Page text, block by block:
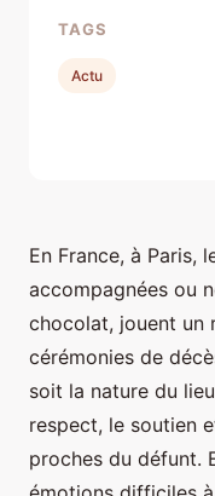
En France, à Paris,
accompagnées ou
chocolat, jouent un
cérémonies de
soit la nature du
respect, le soutien
proches du défunt.
TAGS
Actu